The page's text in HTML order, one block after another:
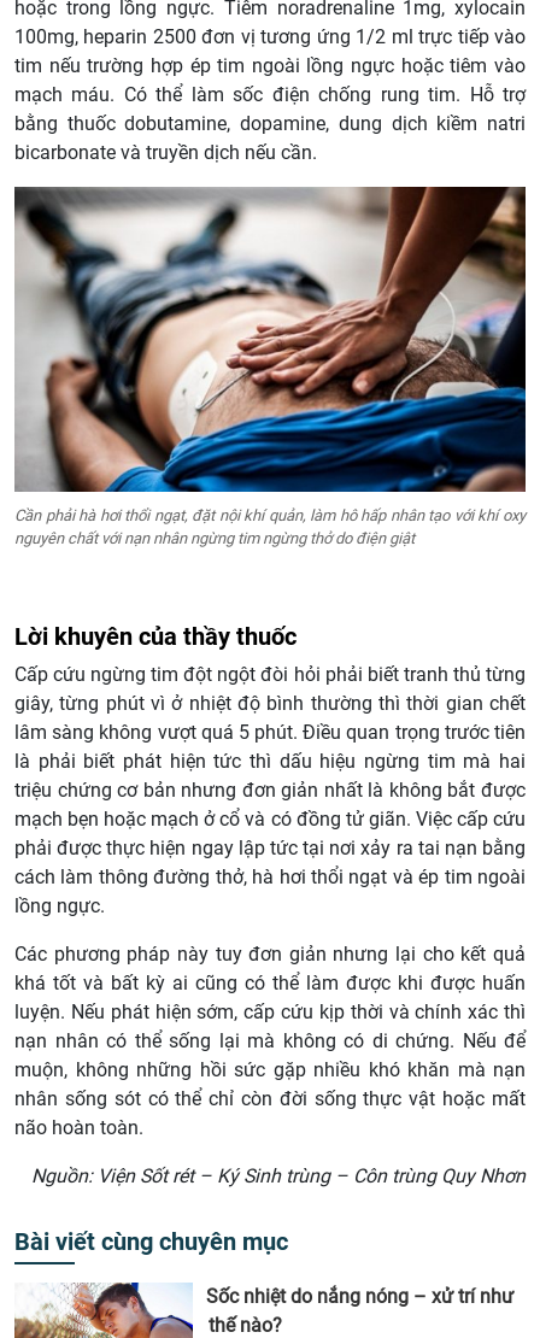
hoặc trong lồng ngực. Tiêm noradrenaline 1mg, xylocain
100mg, heparin 2500 đơn vị tương ứng 1/2 ml trực tiếp vào
tim nếu trường hợp ép tim ngoài lồng ngực hoặc tiêm vào
mạch máu. Có thể làm sốc điện chống rung tim. Hỗ trợ
bằng thuốc dobutamine, dopamine, dung dịch kiềm natri
bicarbonate và truyền dịch nếu cần.
Cần phải hà hơi thổi ngạt, đặt nội khí quản, làm hô hấp nhân tạo với khí oxy
nguyên chất với nạn nhân ngừng tim ngừng thở do điện giật
Lời khuyên của thầy thuốc
Cấp cứu ngừng tim đột ngột đòi hỏi phải biết tranh thủ từng
giây, từng phút vì ở nhiệt độ bình thường thì thời gian chết
lâm sàng không vượt quá 5 phút. Điều quan trọng trước tiên
là phải biết phát hiện tức thì dấu hiệu ngừng tim mà hai
triệu chứng cơ bản nhưng đơn giản nhất là không bắt được
mạch bẹn hoặc mạch ở cổ và có đồng tử giãn. Việc cấp cứu
phải được thực hiện ngay lập tức tại nơi xảy ra tai nạn bằng
cách làm thông đường thở, hà hơi thổi ngạt và ép tim ngoài
lồng ngực.
Các phương pháp này tuy đơn giản nhưng lại cho kết quả
khá tốt và bất kỳ ai cũng có thể làm được khi được huấn
luyện. Nếu phát hiện sớm, cấp cứu kịp thời và chính xác thì
nạn nhân có thể sống lại mà không có di chứng. Nếu để
muộn, không những hồi sức gặp nhiều khó khăn mà nạn
nhân sống sót có thể chỉ còn đời sống thực vật hoặc mất
não hoàn toàn.
Nguồn: Viện Sốt rét – Ký Sinh trùng – Côn trùng Quy Nhơn
Bài viết cùng chuyên mục
Sốc nhiệt do nắng nóng – xử trí như
thế nào?